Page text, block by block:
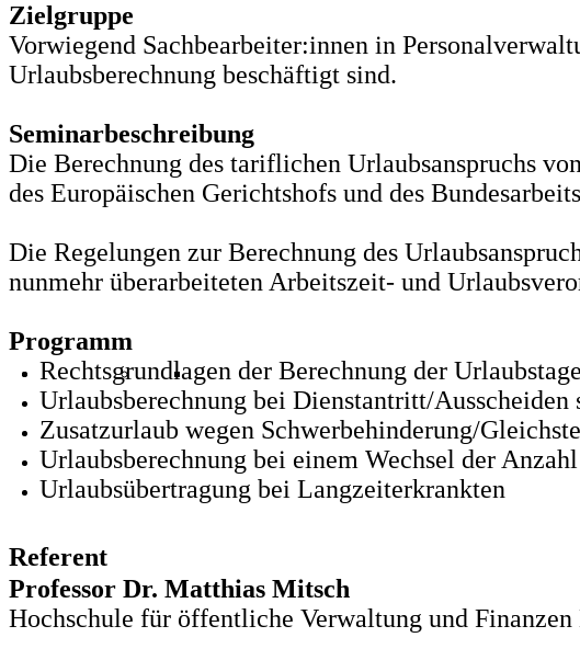
Zielgruppe
Vorwiegend Sachbearbeiter:innen in
Urlaubsberechnung beschäftigt sind.
Seminarbeschreibung
Die Berechnung des tariflichen Urlaubsanspruchs
des Europäischen Gerichtshofs und des
Die Regelungen zur Berechnung des
nunmehr überarbeiteten Arbeitszeit- und
Programm
Rechtsgrundlagen der Berechnung der
Urlaubsberechnung bei Dienstantritt/
Zusatzurlaub wegen Schwerbehinderung/
Urlaubsberechnung bei einem Wechsel der
Urlaubsübertragung bei Langzeiterkrankten
Referent
Professor Dr. Matthias Mitsch
Hochschule für öffentliche Verwaltung und